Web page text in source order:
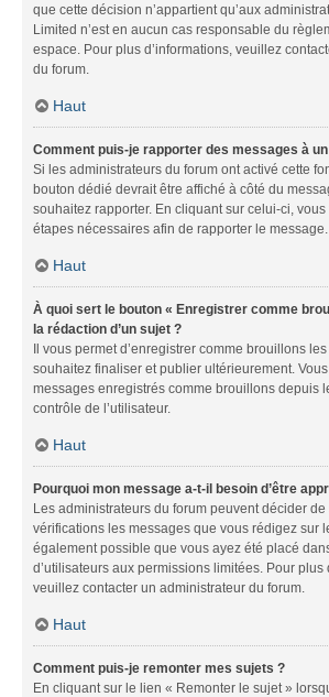
que cette décision n’appartient qu’aux
Limited n’est en aucun cas responsable du
espace. Pour plus d’informations, veuillez
du forum.
Haut
Comment puis-je rapporter des messages à
Si les administrateurs du forum ont activé cette
bouton dédié devrait être affiché à côté du
souhaitez rapporter. En cliquant sur celui-ci,
étapes nécessaires afin de rapporter le message.
Haut
À quoi sert le bouton « Enregistrer comme
la rédaction d’un sujet ?
Il vous permet d’enregistrer comme brouillons
souhaitez finaliser et publier ultérieurement.
messages enregistrés comme brouillons depuis
contrôle de l’utilisateur.
Haut
Pourquoi mon message a-t-il besoin d’être
Les administrateurs du forum peuvent décider
vérifications les messages que vous rédigez sur
également possible que vous ayez été placé
d’utilisateurs aux permissions limitées. Pour plus
veuillez contacter un administrateur du forum.
Haut
Comment puis-je remonter mes sujets ?
En cliquant sur le lien « Remonter le sujet »